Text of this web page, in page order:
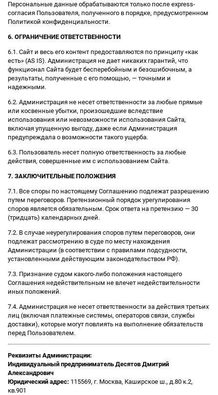
Персональные данные обрабатываются только после express-
согласия Пользователя, полученного в порядке, предусмотренном
Политикой конфиденциальности.
6. ОГРАНИЧЕНИЕ ОТВЕТСТВЕННОСТИ
6.1. Сайт и весь его контент предоставляются по принципу «как
есть» (AS IS). Администрация не дает никаких гарантий, что
функционал Сайта будет бесперебойным и безошибочным, а
результаты, полученные с его помощью, — точными и
надежными.
6.2. Администрация не несет ответственности за любые прямые
или косвенные убытки, произошедшие вследствие
использования или невозможности использования Сайта,
включая упущенную выгоду, даже если Администрация
предупреждала о возможности такого ущерба.
6.3. Пользователь несет полную ответственность за любые
действия, совершенные им с использованием Сайта.
7. ЗАКЛЮЧИТЕЛЬНЫЕ ПОЛОЖЕНИЯ
7.1. Все споры по настоящему Соглашению подлежат разрешению
путем переговоров. Претензионный порядок урегулирования
споров является обязательным. Срок ответа на претензию — 30
(тридцать) календарных дней.
7.2. В случае неурегулирования споров путем переговоров, они
подлежат рассмотрению в суде по месту нахождения
Администрации (в соответствии с правилами подсудности,
установленными действующим законодательством РФ).
7.3. Признание судом какого-либо положения настоящего
Соглашения недействительным не влечет недействительности
иных положений.
7.4. Администрация не несет ответственности за действия третьих
лиц (включая платежные системы, операторов связи, службы
доставки), которые могут повлиять на выполнение обязательств
перед Пользователем.
Реквизиты Администрации:
Индивидуальный предприниматель Десятов Дмитрий
Александрович
Юридический адрес: 115569, г. Москва, Каширское ш., д.80 к.2,
кв.901